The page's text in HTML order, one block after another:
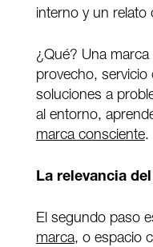
interno y un relato
¿Qué? Una
provecho,
soluciones a
al entorno,
marca consciente.
La relevancia
El segundo paso
marca, o espacio